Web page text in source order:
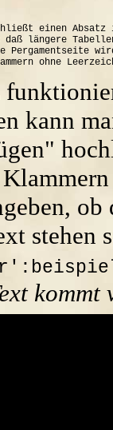
einen Absatz
daß längere
Pergamentseite
kann
stehen
kommt